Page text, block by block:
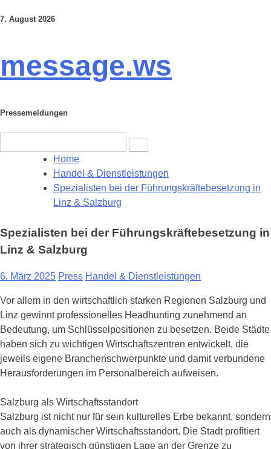
Skip
7. August 2026
message.ws
Pressemeldungen
for:
Home
Handel & Dienstleistungen
Spezialisten bei der Führungskräftebesetzung in
Linz & Salzburg
Spezialisten bei der Führungskräftebesetzung in
Linz & Salzburg
6. März 2025 Press Handel & Dienstleistungen
Vor allem in den wirtschaftlich starken Regionen Salzburg und
Linz gewinnt professionelles Headhunting zunehmend an
Bedeutung, um Schlüsselpositionen zu besetzen. Beide Städte
haben sich zu wichtigen Wirtschaftszentren entwickelt, die
jeweils eigene Branchenschwerpunkte und damit verbundene
Herausforderungen im Personalbereich aufweisen.
Salzburg als Wirtschaftsstandort
Salzburg ist nicht nur für sein kulturelles Erbe bekannt, sondern
auch als dynamischer Wirtschaftsstandort. Die Stadt profitiert
von ihrer strategisch günstigen Lage an der Grenze zu